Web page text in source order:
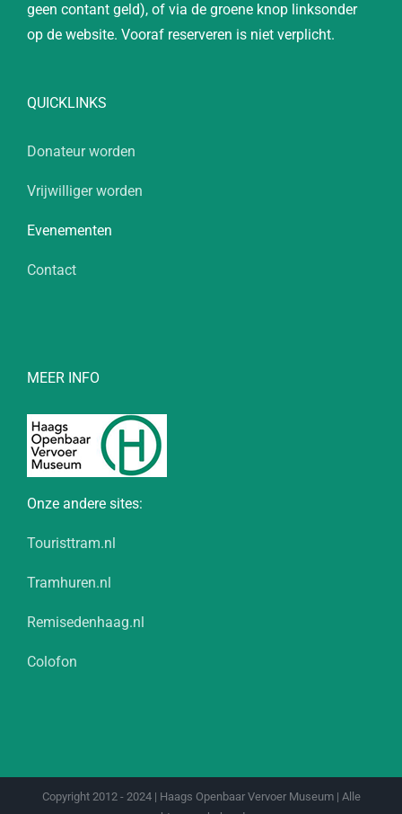
geen contant geld), of via de groene knop linksonder
op de website. Vooraf reserveren is niet verplicht.
QUICKLINKS
Donateur worden
Vrijwilliger worden
Evenementen
Contact
MEER INFO
Onze andere sites:
Touristtram.nl
Tramhuren.nl
Remisedenhaag.nl
Colofon
Copyright 2012 - 2024 | Haags Openbaar Vervoer Museum | Alle